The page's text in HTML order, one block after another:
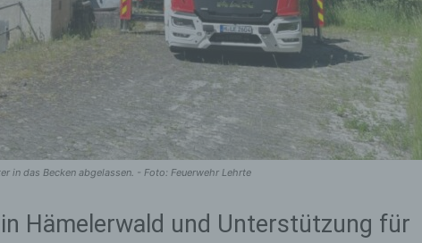
in das Becken abgelassen. - Foto: Feuerwehr Lehrte
Hämelerwald und Unterstützung für